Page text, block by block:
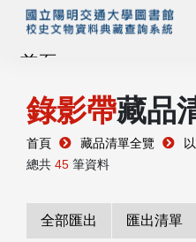
首頁
藏品查詢
校史館簡介
藏品清單全覽
錄影帶藏品
首頁 藏品清單全覽
總共 45 筆資料
全部匯出 匯出清單